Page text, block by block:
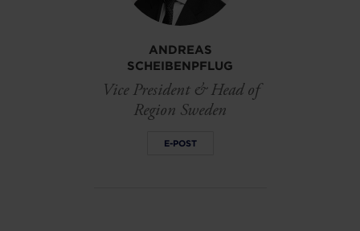
ANDREAS
SCHEIBENPFLUG
Vice President & Head of
Region Sweden
E-POST